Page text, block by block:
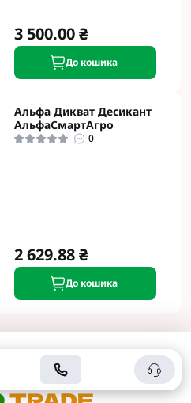
3 500.00 ₴
До кошика
Альфа Дикват Десикант
АльфаСмартАгро
0
2 629.88 ₴
До кошика